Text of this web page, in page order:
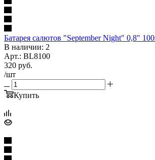
Батарея салютов "September Night" 0,8"
В наличии: 2
Арт.: BL8100
320 руб.
/шт
Купить